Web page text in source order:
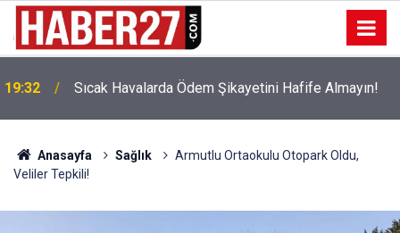
19:32 Sıcak Havalarda Ödem Şikayetini Hafife Almayın!
Anasayfa Sağlık
Armutlu Ortaokulu Otopark Oldu,
Veliler Tepkili!